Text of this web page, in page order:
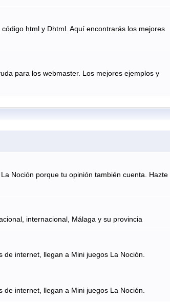
html y Dhtml. Aquí encontrarás los mejores
para los webmaster. Los mejores ejemplos y
Noción porque tu opinión también cuenta. Hazte
internacional, Málaga y su provincia
internet, llegan a Mini juegos La Noción.
internet, llegan a Mini juegos La Noción.